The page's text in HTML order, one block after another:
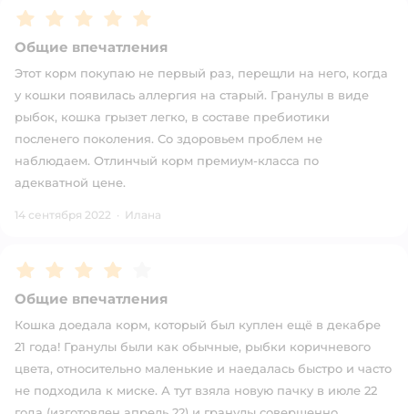
Рейтинг:5
Общие впечатления
Этот корм покупаю не первый раз, перещли на него, когда
у кошки появилась аллергия на старый. Гранулы в виде
рыбок, кошка грызет легко, в составе пребиотики
посленего поколения. Со здоровьем проблем не
наблюдаем. Отлинчый корм премиум-класса по
адекватной цене.
14 сентября 2022 · Илана
Рейтинг:4
Общие впечатления
Кошка доедала корм, который был куплен ещё в декабре
21 года! Гранулы были как обычные, рыбки коричневого
цвета, относительно маленькие и наедалась быстро и часто
не подходила к миске. А тут взяла новую пачку в июле 22